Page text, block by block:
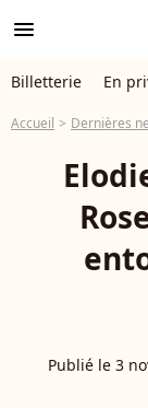
menu
Billetterie En
Accueil Dernières
Publié le 3